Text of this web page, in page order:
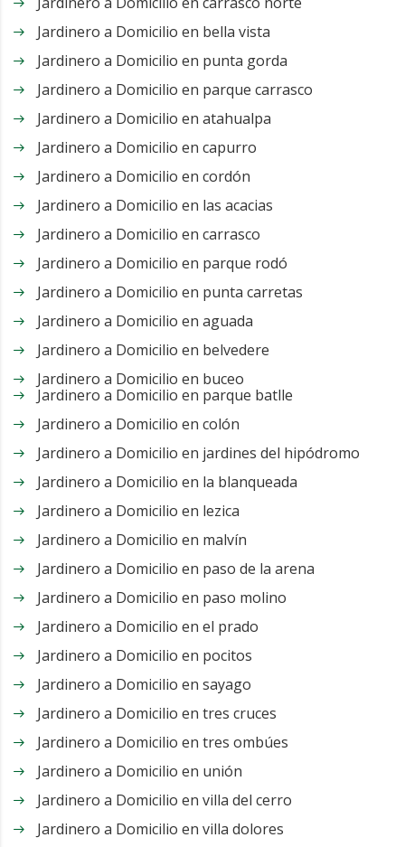
Jardinero a Domicilio en bella vista
Jardinero a Domicilio en punta gorda
Jardinero a Domicilio en parque carrasco
Jardinero a Domicilio en atahualpa
Jardinero a Domicilio en capurro
Jardinero a Domicilio en cordón
Jardinero a Domicilio en las acacias
Jardinero a Domicilio en carrasco
Jardinero a Domicilio en parque rodó
Jardinero a Domicilio en punta carretas
Jardinero a Domicilio en aguada
Jardinero a Domicilio en belvedere
Jardinero a Domicilio en buceo
Jardinero a Domicilio en parque batlle
Jardinero a Domicilio en colón
Jardinero a Domicilio en jardines del hipódromo
Jardinero a Domicilio en la blanqueada
Jardinero a Domicilio en lezica
Jardinero a Domicilio en malvín
Jardinero a Domicilio en paso de la arena
Jardinero a Domicilio en paso molino
Jardinero a Domicilio en el prado
Jardinero a Domicilio en pocitos
Jardinero a Domicilio en sayago
Jardinero a Domicilio en tres cruces
Jardinero a Domicilio en tres ombúes
Jardinero a Domicilio en unión
Jardinero a Domicilio en villa del cerro
Jardinero a Domicilio en villa dolores